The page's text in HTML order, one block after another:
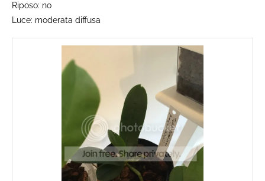
Riposo: no
Luce: moderata diffusa